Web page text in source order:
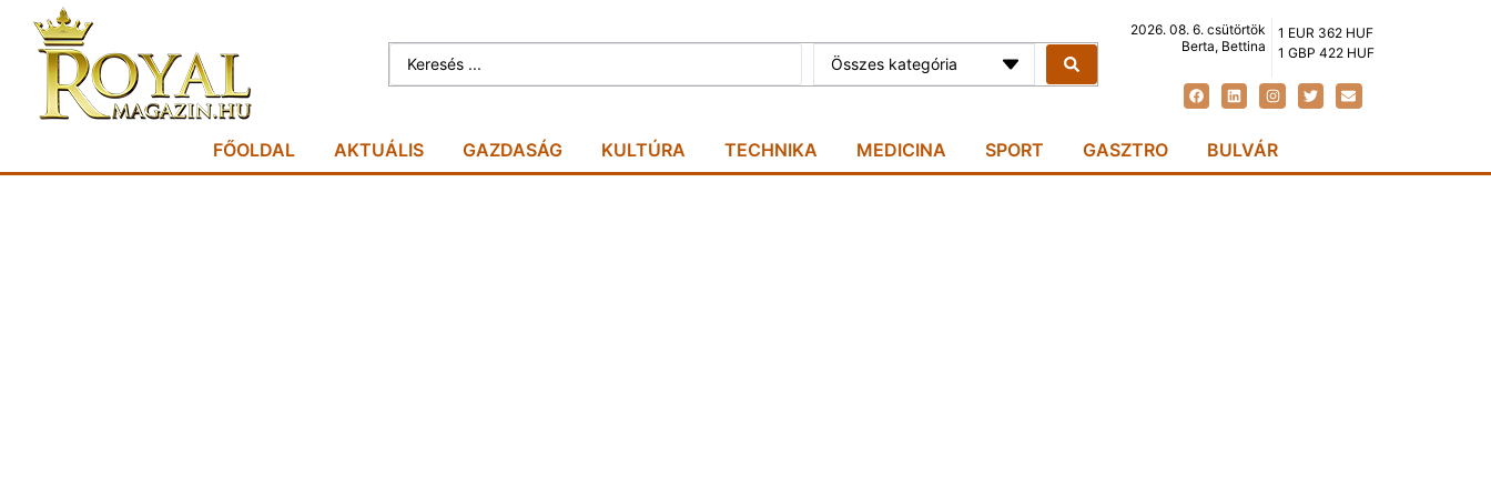
Összes kategória
2026. 08. 6. csütörtök
Berta, Bettina
1 EUR 362 HUF
1 GBP 422 HUF
FŐOLDAL AKTUÁLIS GAZDASÁG KULTÚRA TECHNIKA MEDICINA SPORT GASZTRO BULVÁR